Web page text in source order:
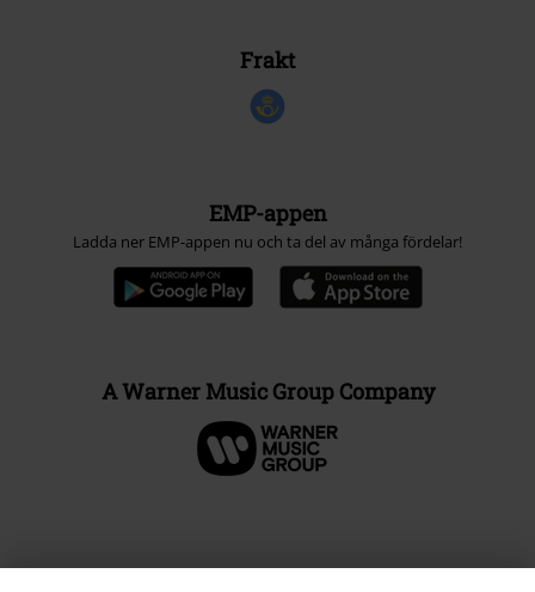
Frakt
EMP-appen
Ladda ner EMP-appen nu och ta del av många fördelar!
A Warner Music Group Company